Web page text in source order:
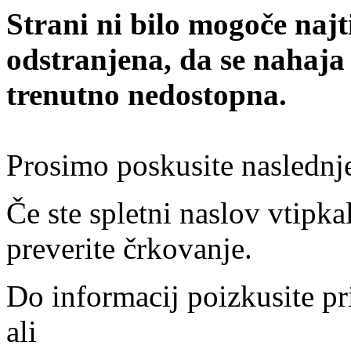
Strani ni bilo mogoče
odstranjena, da se
trenutno nedostopna.
Prosimo poskusite
Če ste spletni naslov
preverite črkovanje.
Do informacij poizkusite
ali